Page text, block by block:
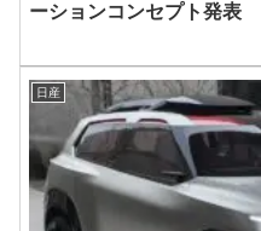
ーションコンセプト発表
日産